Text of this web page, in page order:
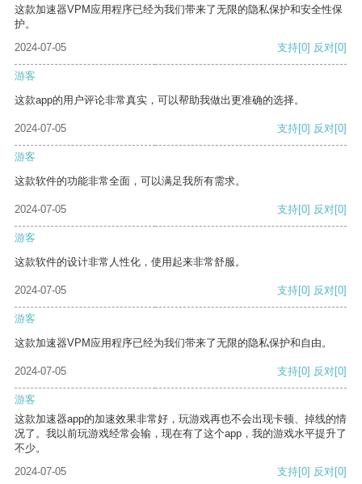
这款加速器VPM应用程序已经为我们带来了无限的隐私保护和安全性保
护。
2024-07-05
支持[0] 反对[0]
游客
这款app的用户评论非常真实，可以帮助我做出更准确的选择。
2024-07-05 支持[0] 反对[0]
游客
这款软件的功能非常全面，可以满足我所有需求。
2024-07-05 支持[0] 反对[0]
游客
这款软件的设计非常人性化，使用起来非常舒服。
2024-07-05 支持[0] 反对[0]
游客
这款加速器VPM应用程序已经为我们带来了无限的隐私保护和自由。
2024-07-05 支持[0] 反对[0]
游客
这款加速器app的加速效果非常好，玩游戏再也不会出现卡顿、掉线的情
况了。我以前玩游戏经常会输，现在有了这个app，我的游戏水平提升了
不少。
2024-07-05
支持[0] 反对[0]